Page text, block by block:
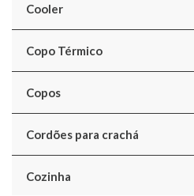
Cooler
Copo Térmico
Copos
Cordões para crachá
Cozinha